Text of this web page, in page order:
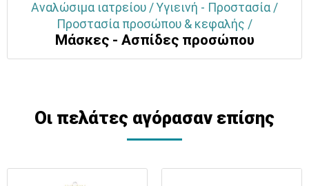
Αναλώσιμα ιατρείου / Υγιεινή - Προστασία /
Προστασία προσώπου & κεφαλής /
Μάσκες - Ασπίδες προσώπου
Οι πελάτες αγόρασαν επίσης